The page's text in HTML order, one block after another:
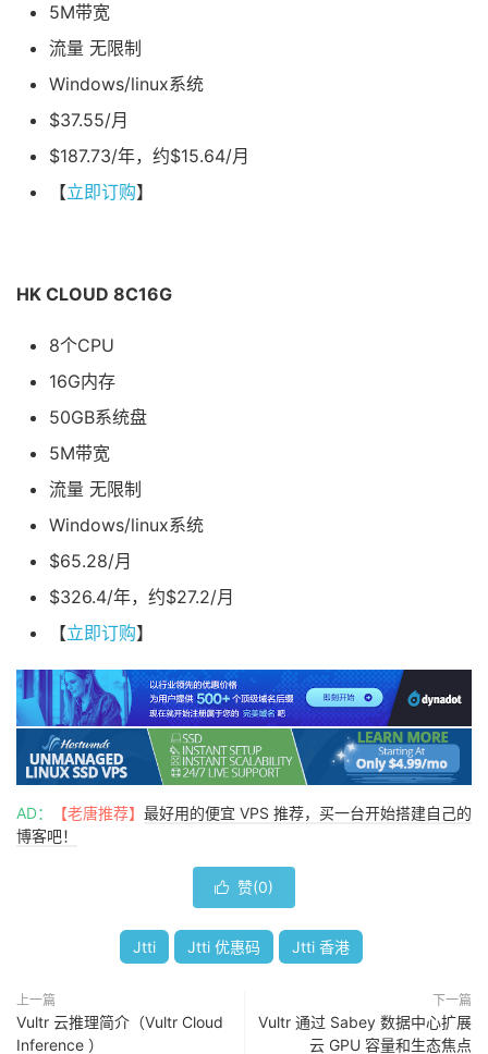
5M带宽
流量 无限制
Windows/linux系统
$37.55/月
$187.73/年，约$15.64/月
【立即订购】
HK CLOUD 8C16G
8个CPU
16G内存
50GB系统盘
5M带宽
流量 无限制
Windows/linux系统
$65.28/月
$326.4/年，约$27.2/月
【立即订购】
AD： 【老唐推荐】 最好用的便宜 VPS 推荐，买一台开始搭建自己的
博客吧！
 赞(0)
Jtti Jtti 优惠码 Jtti 香港
上一篇
Vultr 云推理简介（Vultr Cloud
Inference ）
下一篇
Vultr 通过 Sabey 数据中心扩展
云 GPU 容量和生态焦点